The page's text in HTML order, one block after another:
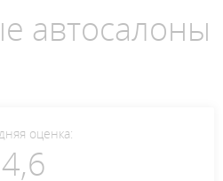
автосалоны
оценка:
4,6